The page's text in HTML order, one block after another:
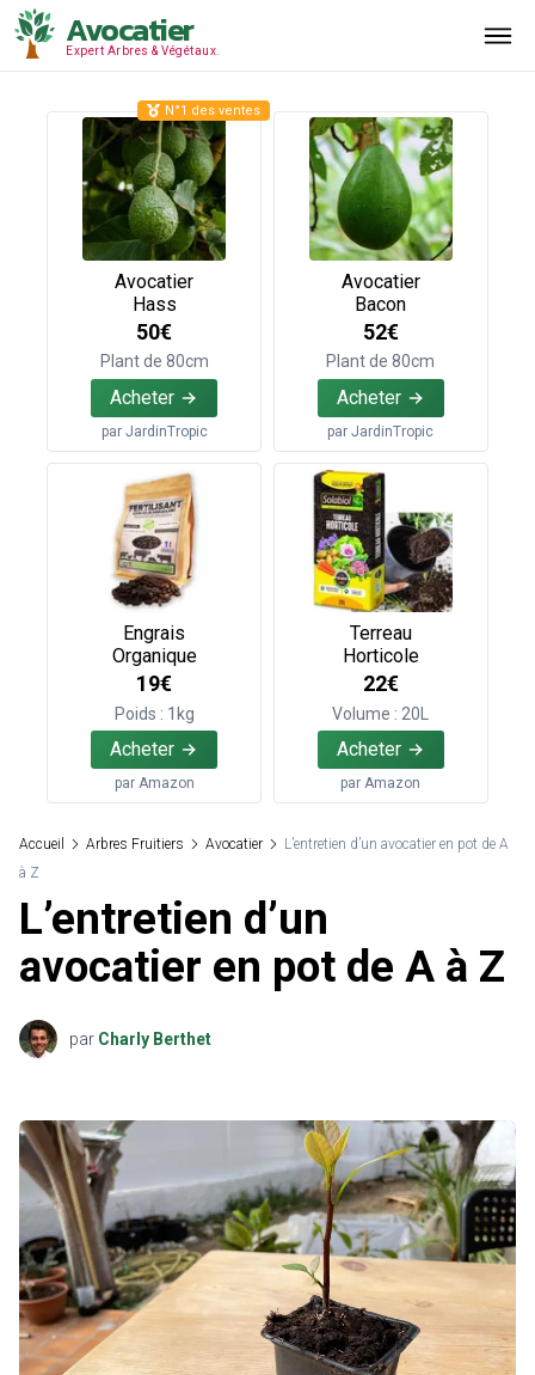
Avocatier
Expert Arbres & Végétaux.
Avocatier
Hass
50€
Plant de 80cm
Acheter
par JardinTropic
N°1 des ventes
Avocatier
Bacon
52€
Plant de 80cm
Acheter
parJardinTropic
Engrais
Organique
19€
Poids : 1kg
Acheter
par Amazon
Terreau
Horticole
22€
Volume : 20L
Acheter
parAmazon
Accueil Arbres Fruitiers Avocatier
L’entretien d’un avocatier en pot de A
à Z
L’entretien d’un
avocatier en pot de A à Z
par Charly Berthet